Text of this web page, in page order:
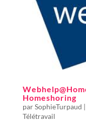
Homeshoring
parSophieTurpaud |
Télétravail